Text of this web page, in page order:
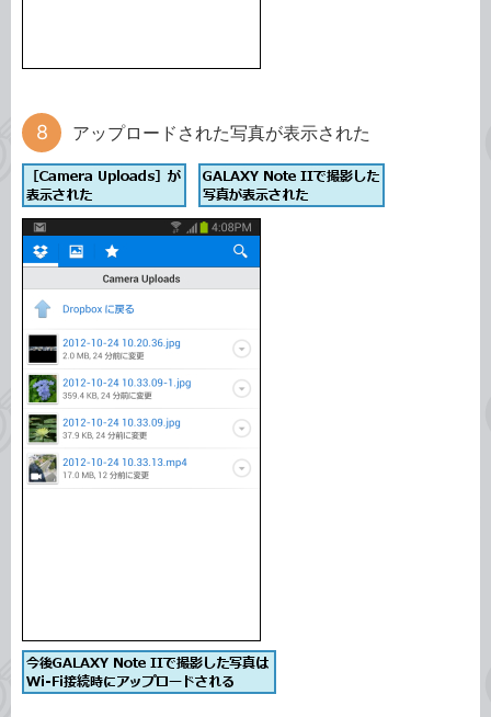
アップロードされた写真が表示された